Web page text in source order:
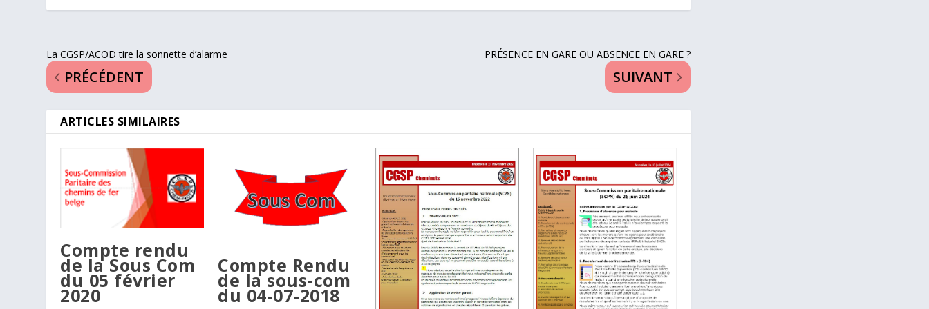
La CGSP/ACOD tire la sonnette d’alarme
PRÉCÉDENT
PRÉSENCE EN GARE OU ABSENCE EN GARE ?
SUIVANT
ARTICLES SIMILAIRES
Compte rendu
de la Sous Com
du 05 février
2020
Compte Rendu
de la sous-com
du 04-07-2018